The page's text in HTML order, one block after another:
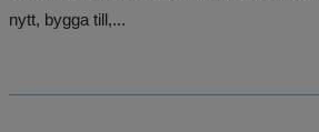
nytt, bygga till,...